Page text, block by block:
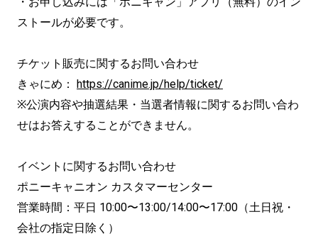
ストールが必要です。
チケット販売に関するお問い合わせ
きゃにめ：
https://canime.jp/help/ticket/
※公演内容や抽選結果・当選者情報に関するお問い合わ
せはお答えすることができません。
イベントに関するお問い合わせ
ポニーキャニオン カスタマーセンター
営業時間：平日 10:00〜13:00/14:00〜17:00（土日祝・
会社の指定日除く）